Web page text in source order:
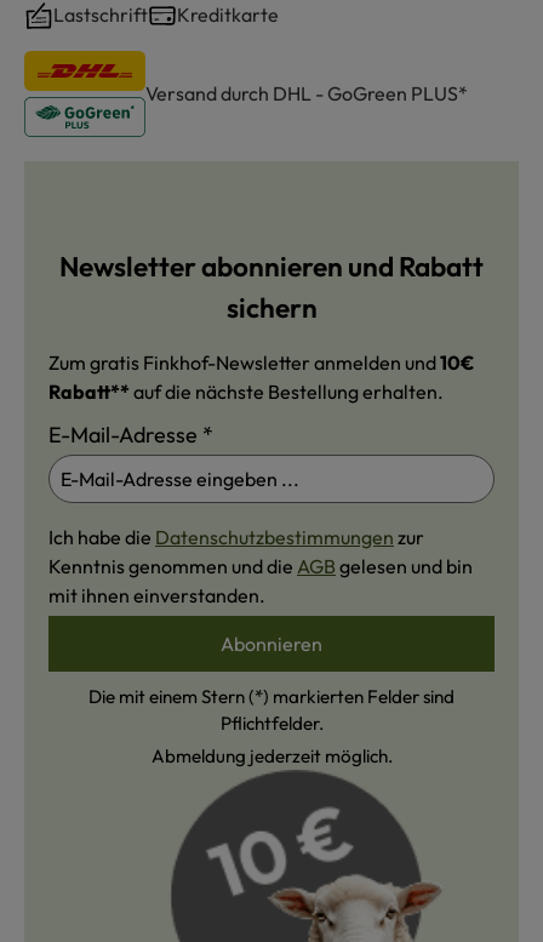
Lastschrift
Kreditkarte
Versand durch DHL - GoGreen PLUS*
Newsletter abonnieren und Rabatt
sichern
Zum gratis Finkhof-Newsletter anmelden und10€
Rabatt** auf die nächste Bestellung erhalten.
E-Mail-Adresse *
Ich habe die Datenschutzbestimmungen zur
Kenntnis genommen und die AGB gelesen und bin
mit ihnen einverstanden.
Abonnieren
Die mit einem Stern (*) markierten Felder sind
Pflichtfelder.
Abmeldung jederzeit möglich.